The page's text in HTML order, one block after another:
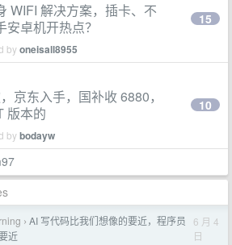
WIFI 解决方案，插卡、不
卓机开热点？
byoneisall8955
15
京东入手，国补收 6880，
版本的
bybodayw
10
› AI 写代码比我们想像的要近，程序员
近
6 月 4
日